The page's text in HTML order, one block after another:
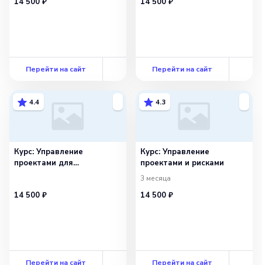
Перейти на сайт Перейти на сайт
4.4
Курс: Управление
проектами для
служащих
14 500 ₽
Перейти на сайт
4.3
Курс: Управление
проектами и рисками
3 месяца
14 500 ₽
Перейти на сайт